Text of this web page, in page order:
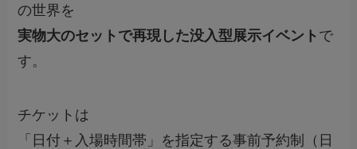
の世界を
実物大のセットで再現した没入型展示イベント で
す。
チケットは
「日付＋入場時間帯」を指定する事前予約制（日